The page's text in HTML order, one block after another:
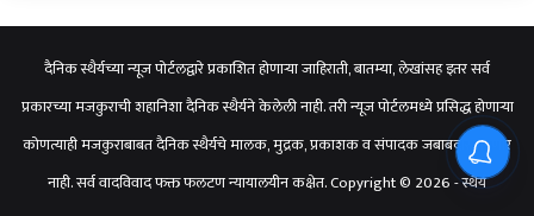
दैनिक स्थैर्यच्या न्यूज पोर्टलद्वारे प्रकाशित होणाऱ्या जाहिराती, बातम्या, लेखांसह इतर सर्व
प्रकारच्या मजकुराची शहानिशा दैनिक स्थैर्यने केलेली नाही. तरी न्यूज पोर्टलमध्ये प्रसिद्ध होणाऱ्या
कोणत्याही मजकुराबाबत दैनिक स्थैर्यचे मालक, मुद्रक, प्रकाशक व संपादक जबाबदार राहणार
नाही. सर्व वादविवाद फक्त फलटण न्यायालयीन कक्षेत. Copyright © 2026 - स्थैर्य